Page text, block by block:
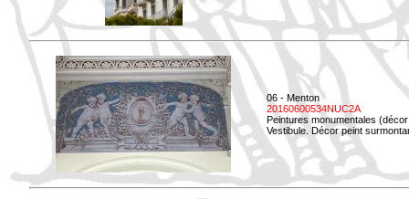
06 - Menton
20160600534NUC2A
Peintures monumentales
Vestibule. Décor peint